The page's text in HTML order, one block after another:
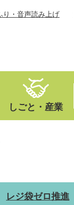
り・音声読み上げ
しごと・産業
レジ袋ゼロ推進